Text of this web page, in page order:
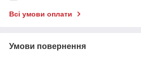
Всі умови оплати
Умови повернення